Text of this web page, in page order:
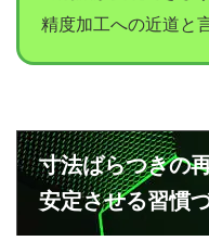
精度加工への近道と
寸法ばらつきの
安定させる習慣